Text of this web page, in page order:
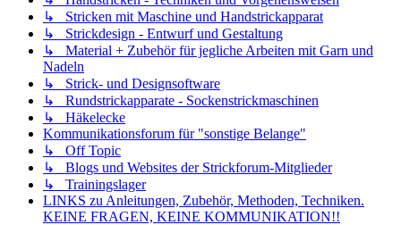
↳ Stricken mit Maschine und Handstrickapparat
↳ Strickdesign - Entwurf und Gestaltung
↳ Material + Zubehör für jegliche Arbeiten mit Garn und
Nadeln
↳ Strick- und Designsoftware
↳ Rundstrickapparate - Sockenstrickmaschinen
↳ Häkelecke
Kommunikationsforum für "sonstige Belange"
↳ Off Topic
↳ Blogs und Websites der Strickforum-Mitglieder
↳ Trainingslager
LINKS zu Anleitungen, Zubehör, Methoden, Techniken.
KEINE FRAGEN, KEINE KOMMUNIKATION!!